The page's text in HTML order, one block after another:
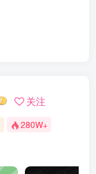
关注
280W+